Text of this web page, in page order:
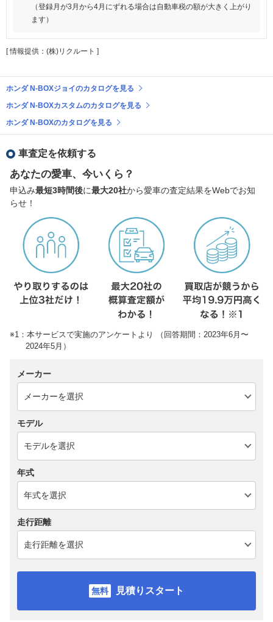
（登録月が3月から4月にずれる場合は自動車税の額が大きく上がり
ます）
[ 情報提供：(株)リクルート ]
ホンダ N-BOXジョイのカタログを見る
ホンダ N-BOXカスタムのカタログを見る
ホンダ N-BOXのカタログを見る
車査定を依頼する
あなたの愛車、今いくら？
申込み最短3時間後に最大20社から愛車の査定結果をWebでお知
らせ！
※1：本サービスで実施のアンケートより （回答期間：2023年6月〜
2024年5月）
メーカー
モデル
年式
走行距離
見積りスタート